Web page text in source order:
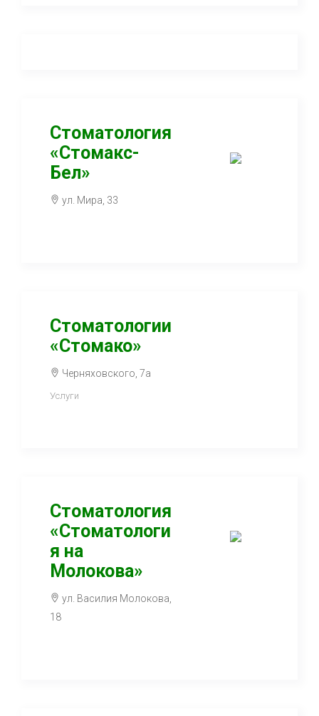
Стоматология
«Стомакс-
Бел»
ул. Мира, 33
Стоматологии
«Стомако»
Черняховского, 7а
Услуги
Стоматология
«Стоматологи
я на
Молокова»
ул. Василия Молокова,
18